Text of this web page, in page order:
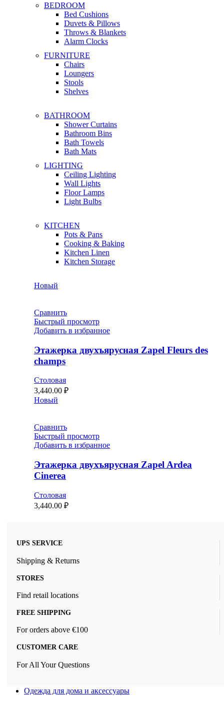
BEDROOM
Bed Cushions
Duvets & Pillows
Throws & Blankets
Alarm Clocks
FURNITURE
Chairs
Loungers
Stools
Shelves
BATHROOM
Shower Curtains
Bathroom Bins
Bath Towels
Bath Mats
LIGHTING
Ceiling Lighting
Wall Lights
Floor Lamps
Light Bulbs
KITCHEN
Pots & Pans
Cooking & Baking
Kitchen Linen
Kitchen Storage
Новый
Сравнить
Быстрый просмотр
Добавить в избранное
Этажерка двухъярусная Zapel Fleurs des
champs
Столовая
3,440.00 ₽
Новый
Сравнить
Быстрый просмотр
Добавить в избранное
Этажерка двухъярусная Zapel Ardea
Cinerea
Столовая
3,440.00 ₽
UPS SERVICE
Shipping & Returns
STORES
Find retail locations
FREE SHIPPING
For orders above €100
CUSTOMER CARE
For All Your Questions
Одежда для дома и аксессуары